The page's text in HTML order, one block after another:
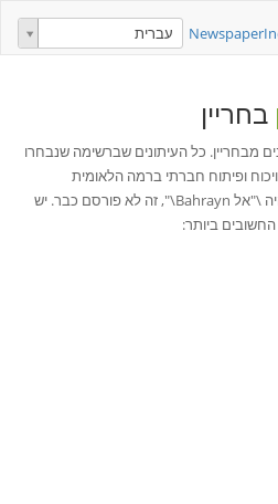
עברית
בחריין
מבחריין. כל העיתונים שברשימה שנבחרו
ופיתוח חברתי ברמה הלאומית
ובינלאומי.העיתון הראשון בבחריין היה \"אל Bahrayn\", זה לא פורסם כבר. יש